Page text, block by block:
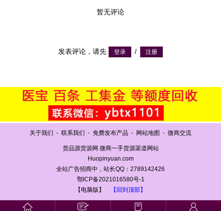
暂无评论
发表评论，请先 /
关于我们 - 联系我们 - 免费发布产品 - 网站地图 - 微商交流
货品源货源网 微商一手货源渠道网站
Huopinyuan.com
全站广告招商中，站长QQ：2789142426
鄂ICP备2021016580号-1
【电脑版】
【回到顶部】